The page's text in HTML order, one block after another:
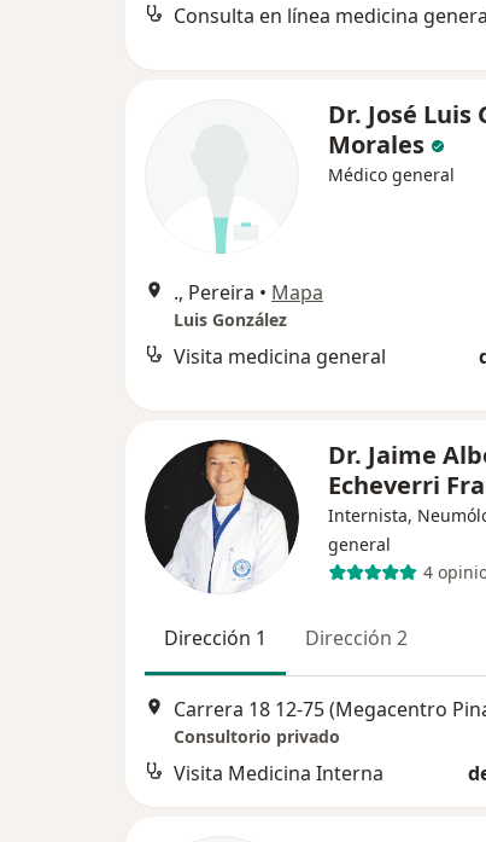
Consulta en línea medicina
Dr. José Luis
Morales
Médico general
., Pereira • Mapa
Luis González
Visita medicina general
Dr. Jaime
Echeverri
Internista,
general
4
Dirección 1 Dirección 2
Consultorio privado
Visita Medicina Interna